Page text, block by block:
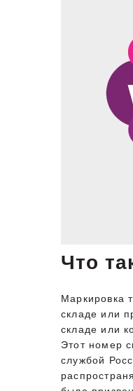
Что
Маркировка
складе или
складе или
Этот номер
службой